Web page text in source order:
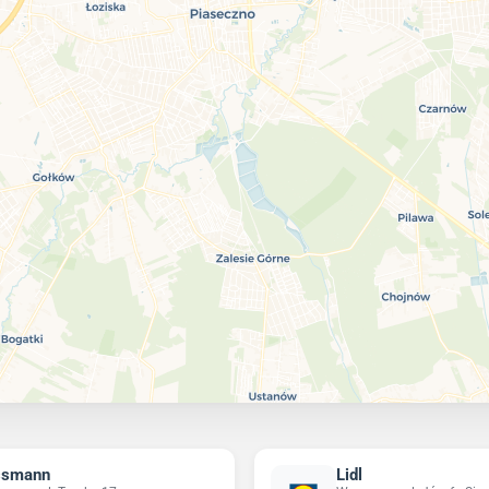
Lidl